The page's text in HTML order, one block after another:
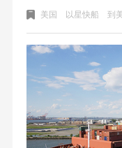
足，开船相对稳定，
斯、纽约那边的港口
美国 以星快船 到